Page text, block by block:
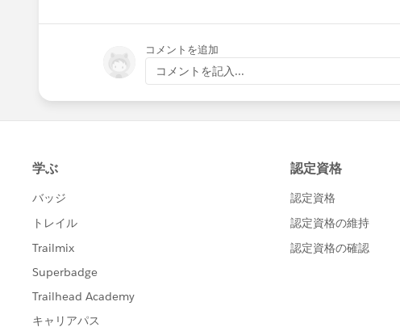
コメントを追加
コメントを記入...